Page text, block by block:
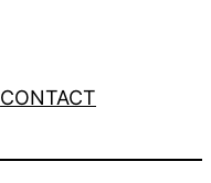
CONTACT